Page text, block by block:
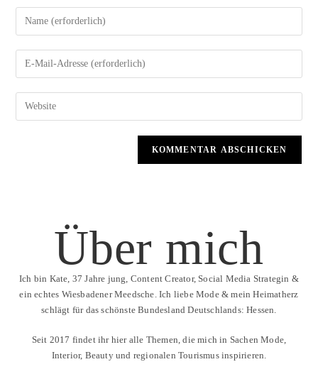
Über mich
Ich bin Kate, 37 Jahre jung, Content Creator, Social Media Strategin &
ein echtes Wiesbadener Meedsche. Ich liebe Mode & mein Heimatherz
schlägt für das schönste Bundesland Deutschlands: Hessen.
Seit 2017 findet ihr hier alle Themen, die mich in Sachen Mode,
Interior, Beauty und regionalen Tourismus inspirieren.